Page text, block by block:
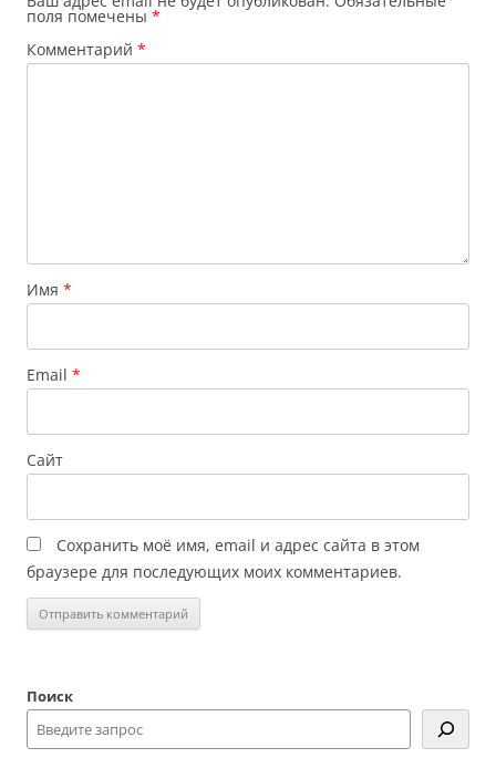
поля помечены *
Комментарий *
Имя *
Email *
Сайт
Сохранить моё имя, email и адрес сайта в этом
браузере для последующих моих комментариев.
Поиск